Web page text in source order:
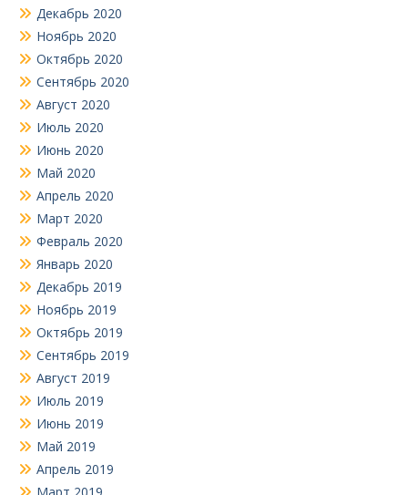
Декабрь 2020
Ноябрь 2020
Октябрь 2020
Сентябрь 2020
Август 2020
Июль 2020
Июнь 2020
Май 2020
Апрель 2020
Март 2020
Февраль 2020
Январь 2020
Декабрь 2019
Ноябрь 2019
Октябрь 2019
Сентябрь 2019
Август 2019
Июль 2019
Июнь 2019
Май 2019
Апрель 2019